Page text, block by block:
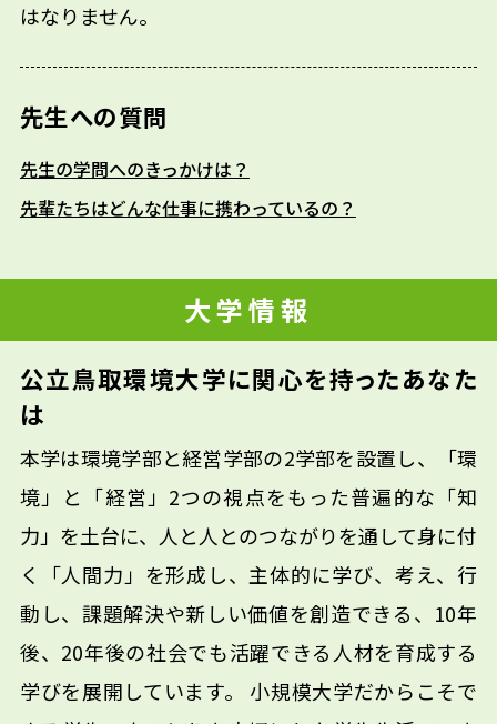
はなりません。
先生への質問
先生の学問へのきっかけは？
先輩たちはどんな仕事に携わっているの？
大学情報
公立鳥取環境大学に関心を持ったあなた
は
本学は環境学部と経営学部の2学部を設置し、「環
境」と「経営」2つの視点をもった普遍的な「知
力」を土台に、人と人とのつながりを通して身に付
く「人間力」を形成し、主体的に学び、考え、行
動し、課題解決や新しい価値を創造できる、10年
後、20年後の社会でも活躍できる人材を育成する
学びを展開しています。 小規模大学だからこそで